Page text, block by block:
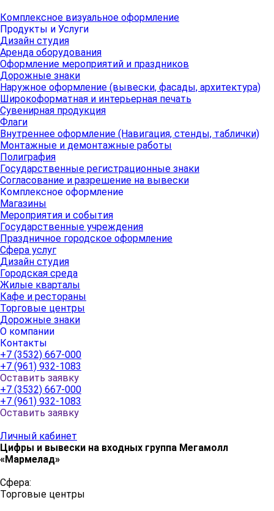
Комплексное визуальное оформление
Продукты и Услуги
Дизайн студия
Аренда оборудования
Оформление мероприятий и праздников
Дорожные знаки
Наружное оформление (вывески, фасады, архитектура)
Широкоформатная и интерьерная печать
Сувенирная продукция
Флаги
Внутреннее оформление (Навигация, стенды, таблички)
Монтажные и демонтажные работы
Полиграфия
Государственные регистрационные знаки
Согласование и разрешение на вывески
Комплексное оформление
Магазины
Мероприятия и события
Государственные учреждения
Праздничное городское оформление
Сфера услуг
Дизайн студия
Городская среда
Жилые кварталы
Кафе и рестораны
Торговые центры
Дорожные знаки
О компании
Контакты
+7 (3532) 667-000
+7 (961) 932-1083
Оставить заявку
+7 (3532) 667-000
+7 (961) 932-1083
Оставить заявку
Личный кабинет
Цифры и вывески на входных группа Мегамолл
«Мармелад»
Сфера:
Торговые центры